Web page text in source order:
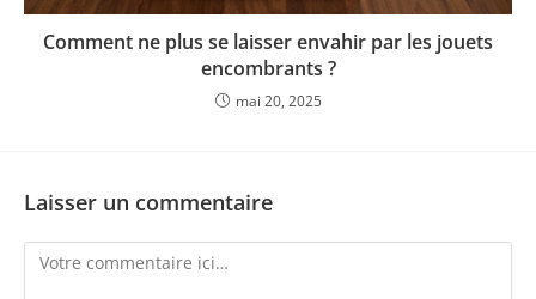
Comment ne plus se laisser envahir par les jouets
encombrants ?
mai 20, 2025
Laisser un commentaire